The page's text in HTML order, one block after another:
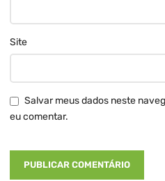
Site
Salvar meus dados neste
eu comentar.